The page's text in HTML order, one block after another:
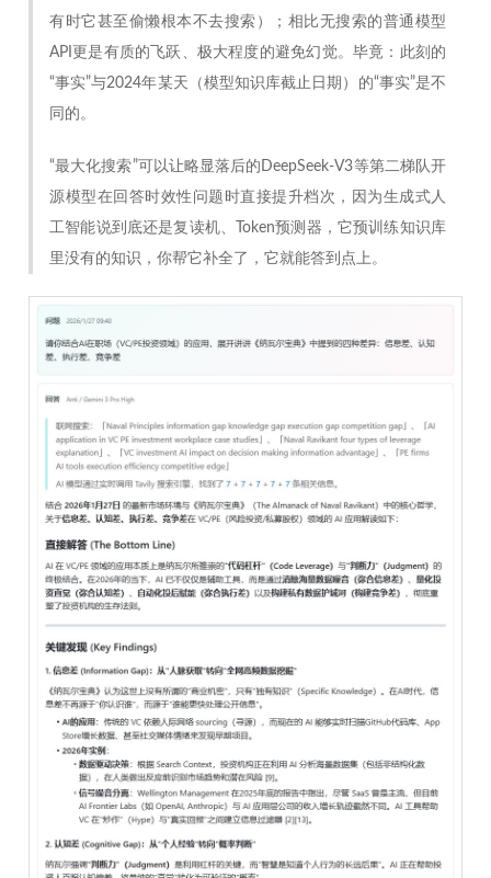
有时它甚至偷懒根本不去搜索）；相比无搜索的普通模型
API更是有质的飞跃、极大程度的避免幻觉。毕竟：此刻的
“事实”与2024年某天（模型知识库截止日期）的“事实”是不
同的。
“最大化搜索”可以让略显落后的DeepSeek-V3等第二梯队开
源模型在回答时效性问题时直接提升档次，因为生成式人
工智能说到底还是复读机、Token预测器，它预训练知识库
里没有的知识，你帮它补全了，它就能答到点上。